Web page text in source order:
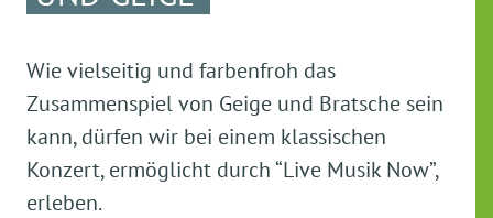
Wie vielseitig und farbenfroh das
Zusammenspiel von Geige und Bratsche sein
kann, dürfen wir bei einem klassischen
Konzert, ermöglicht durch “Live Musik Now”,
erleben.